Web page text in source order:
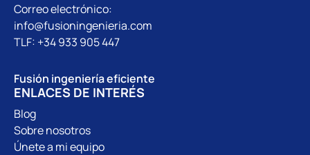
Correo electrónico:
info@fusioningenieria.com
TLF: +34 933 905 447
Fusión ingeniería eficiente
ENLACES DE INTERÉS
Blog
Sobre nosotros
Únete a mi equipo